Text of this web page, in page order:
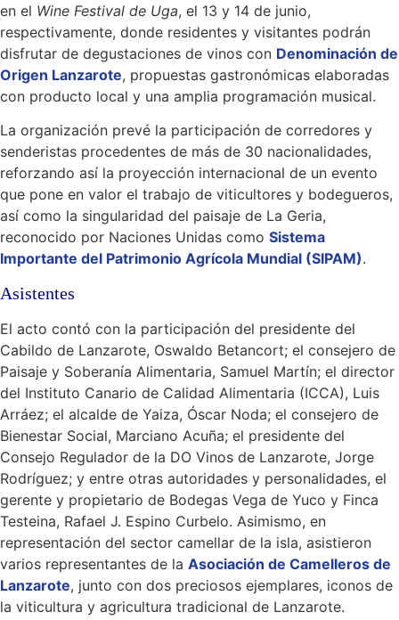
en el Wine Festival de Uga, el 13 y 14 de junio,
respectivamente, donde residentes y visitantes podrán
disfrutar de degustaciones de vinos con Denominación de
Origen Lanzarote, propuestas gastronómicas elaboradas
con producto local y una amplia programación musical.
La organización prevé la participación de corredores y
senderistas procedentes de más de 30 nacionalidades,
reforzando así la proyección internacional de un evento
que pone en valor el trabajo de viticultores y bodegueros,
así como la singularidad del paisaje de La Geria,
reconocido por Naciones Unidas como Sistema
Importante del Patrimonio Agrícola Mundial (SIPAM).
Asistentes
El acto contó con la participación del presidente del
Cabildo de Lanzarote, Oswaldo Betancort; el consejero de
Paisaje y Soberanía Alimentaria, Samuel Martín; el director
del Instituto Canario de Calidad Alimentaria (ICCA), Luis
Arráez; el alcalde de Yaiza, Óscar Noda; el consejero de
Bienestar Social, Marciano Acuña; el presidente del
Consejo Regulador de la DO Vinos de Lanzarote, Jorge
Rodríguez; y entre otras autoridades y personalidades, el
gerente y propietario de Bodegas Vega de Yuco y Finca
Testeina, Rafael J. Espino Curbelo. Asimismo, en
representación del sector camellar de la isla, asistieron
varios representantes de la Asociación de Camelleros de
Lanzarote, junto con dos preciosos ejemplares, iconos de
la viticultura y agricultura tradicional de Lanzarote.